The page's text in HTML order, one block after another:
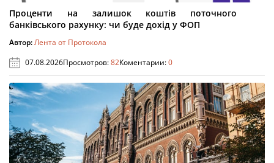
Проценти на залишок коштів поточного
банківського рахунку: чи буде дохід у ФОП
Автор:Лента от Протокола
07.08.2026Просмотров:82Коментарии:0